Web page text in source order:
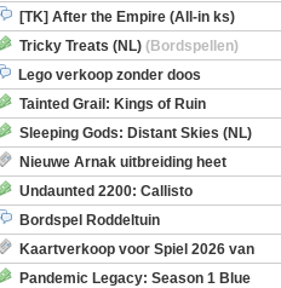
[TK] After the Empire (All-in ks)
Tricky Treats (NL) (Bordspellen)
Lego verkoop zonder doos
Tainted Grail: Kings of Ruin
Encounters(Bordspellen)
Sleeping Gods: Distant Skies (NL)
Nieuwe Arnak uitbreiding heet
Undaunted 2200: Callisto
Bordspel Roddeltuin
Kaartverkoop voor Spiel 2026 van
Pandemic Legacy: Season 1 Blue